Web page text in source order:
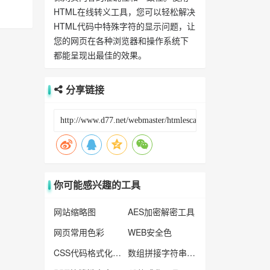
HTML在线转义工具，您可以轻松解决
HTML代码中特殊字符的显示问题，让
您的网页在各种浏览器和操作系统下
都能呈现出最佳的效果。
分享链接
你可能感兴趣的工具
网站缩略图
AES加密解密工具
网页常用色彩
WEB安全色
CSS代码格式化工具
数组拼接字符串工具